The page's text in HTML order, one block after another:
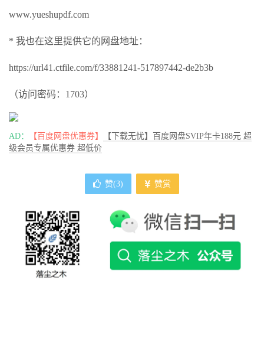
www.yueshupdf.com
* 我也在这里提供它的网盘地址：
https://url41.ctfile.com/f/33881241-517897442-de2b3b
（访问密码：1703）
AD： 【百度网盘优惠券】
【下载无忧】百度网盘SVIP年卡188元 超
级会员专属优惠券 超低价
赞(3) 赞赏